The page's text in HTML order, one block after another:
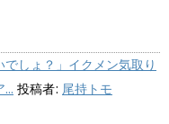
でしょ？」イクメン気取り
投稿者: 尾持トモ